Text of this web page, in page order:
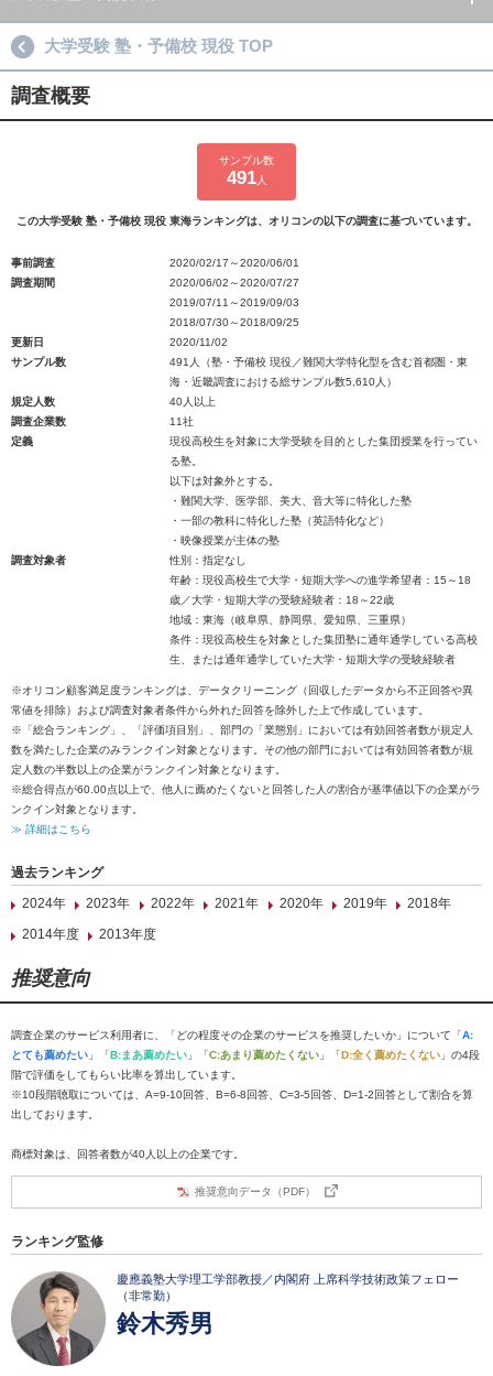
大学受験 塾・予備校 現役 TOP
調査概要
サンプル数
491人
この大学受験 塾・予備校 現役 東海ランキングは、オリコンの以下の調査に基づいています。
事前調査
2020/02/17～2020/06/01
調査期間
2020/06/02～2020/07/27
2019/07/11～2019/09/03
2018/07/30～2018/09/25
更新日
2020/11/02
サンプル数
491人（塾・予備校 現役／難関大学特化型を含む首都圏・東
海・近畿調査における総サンプル数5,610人）
規定人数
40人以上
調査企業数
11社
定義
現役高校生を対象に大学受験を目的とした集団授業を行ってい
る塾。
以下は対象外とする。
・難関大学、医学部、美大、音大等に特化した塾
・一部の教科に特化した塾（英語特化など）
・映像授業が主体の塾
調査対象者
性別：指定なし
年齢：現役高校生で大学・短期大学への進学希望者：15～18
歳／大学・短期大学の受験経験者：18～22歳
地域：東海（岐阜県、静岡県、愛知県、三重県）
条件：現役高校生を対象とした集団塾に通年通学している高校
生、または通年通学していた大学・短期大学の受験経験者
※オリコン顧客満足度ランキングは、データクリーニング（回収したデータから不正回答や異
常値を排除）および調査対象者条件から外れた回答を除外した上で作成しています。
※「総合ランキング」、「評価項目別」、部門の「業態別」においては有効回答者数が規定人
数を満たした企業のみランクイン対象となります。その他の部門においては有効回答者数が規
定人数の半数以上の企業がランクイン対象となります。
※総合得点が60.00点以上で、他人に薦めたくないと回答した人の割合が基準値以下の企業がラ
ンクイン対象となります。
≫ 詳細はこちら
過去ランキング
2024年
2023年 2022年 2021年 2020年 2019年
2018年
2014年度
2013年度
推奨意向
調査企業のサービス利用者に、「どの程度その企業のサービスを推奨したいか」について「A:
とても薦めたい 」「B:まあ薦めたい 」「C:あまり薦めたくない 」「D:全く薦めたくない 」の4段
階で評価をしてもらい比率を算出しています。
※10段階聴取については、A=9-10回答、B=6-8回答、C=3-5回答、D=1-2回答として割合を算
出しております。
商標対象は、回答者数が40人以上の企業です。
推奨意向データ（PDF）
ランキング監修
慶應義塾大学理工学部教授／内閣府 上席科学技術政策フェロー
（非常勤）
鈴木秀男